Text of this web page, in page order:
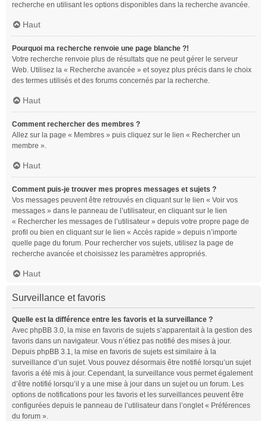
recherche en utilisant les options disponibles dans la recherche avancée.
Haut
Pourquoi ma recherche renvoie une page blanche ?!
Votre recherche renvoie plus de résultats que ne peut gérer le serveur
Web. Utilisez la « Recherche avancée » et soyez plus précis dans le choix
des termes utilisés et des forums concernés par la recherche.
Haut
Comment rechercher des membres ?
Allez sur la page « Membres » puis cliquez sur le lien « Rechercher un
membre ».
Haut
Comment puis-je trouver mes propres messages et sujets ?
Vos messages peuvent être retrouvés en cliquant sur le lien « Voir vos
messages » dans le panneau de l’utilisateur, en cliquant sur le lien
« Rechercher les messages de l’utilisateur » depuis votre propre page de
profil ou bien en cliquant sur le lien « Accès rapide » depuis n’importe
quelle page du forum. Pour rechercher vos sujets, utilisez la page de
recherche avancée et choisissez les paramètres appropriés.
Haut
Surveillance et favoris
Quelle est la différence entre les favoris et la surveillance ?
Avec phpBB 3.0, la mise en favoris de sujets s’apparentait à la gestion des
favoris dans un navigateur. Vous n’étiez pas notifié des mises à jour.
Depuis phpBB 3.1, la mise en favoris de sujets est similaire à la
surveillance d’un sujet. Vous pouvez désormais être notifié lorsqu’un sujet
favoris a été mis à jour. Cependant, la surveillance vous permet également
d’être notifié lorsqu’il y a une mise à jour dans un sujet ou un forum. Les
options de notifications pour les favoris et les surveillances peuvent être
configurées depuis le panneau de l’utilisateur dans l’onglet « Préférences
du forum ».